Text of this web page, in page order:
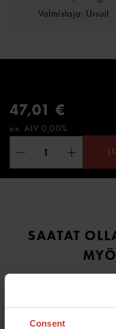
Consent
Valmistaja: Ursuit
47,01 €
sis. ALV 0,00%
SAATAT